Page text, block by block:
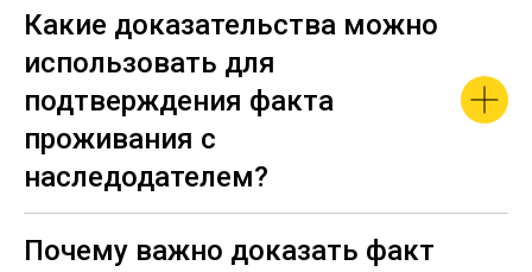
Какие доказательства можно
использовать для
подтверждения факта
проживания с
наследодателем?
Почему важно доказать факт